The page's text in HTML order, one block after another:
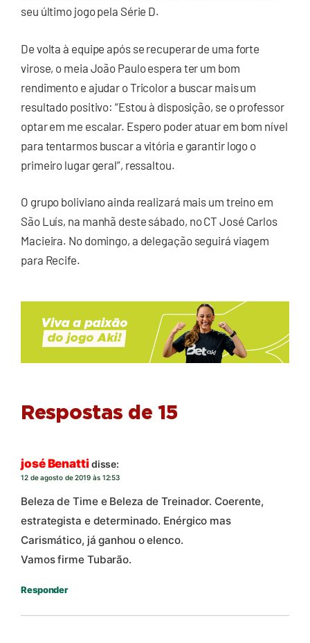
seu último jogo pela Série D.
De volta à equipe após se recuperar de uma forte
virose, o meia João Paulo espera ter um bom
rendimento e ajudar o Tricolor a buscar mais um
resultado positivo: “Estou à disposição, se o professor
optar em me escalar. Espero poder atuar em bom nível
para tentarmos buscar a vitória e garantir logo o
primeiro lugar geral”, ressaltou.
O grupo boliviano ainda realizará mais um treino em
São Luís, na manhã deste sábado, no CT José Carlos
Macieira. No domingo, a delegação seguirá viagem
para Recife.
Respostas de 15
josé Benattidisse:
12 de agosto de 2019 às 12:53
Beleza de Time e Beleza de Treinador. Coerente,
estrategista e determinado. Enérgico mas
Carismático, já ganhou o elenco.
Vamos firme Tubarão.
Responder